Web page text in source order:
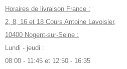
Horaires de livraison France :
2, 8, 16 et 18 Cours Antoine Lavoisier,
10400 Nogent-sur-Seine :
Lundi - jeudi :
08:00 - 11:45 et 12:50 - 16:35